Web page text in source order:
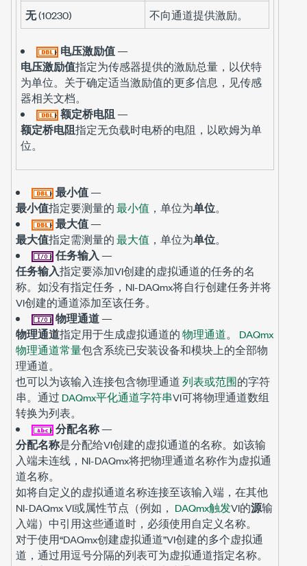
无(10230) 不向通道提供激励。
电压激励值—
电压激励值指定为传感器提供的激励总量，以伏特
为单位。关于确定适当激励值的更多信息，见传感
器相关文档。
额定桥电阻 —
额定桥电阻指定无负载时电桥的电阻，以欧姆为单
位。
最小值—
最小值指定要测量的最小值 ，单位为单位。
最大值—
最大值指定需测量的最大值 ，单位为单位。
任务输入 —
任务输入指定要添加VI创建的虚拟通道的任务的名
称。如没有指定任务，NI-DAQmx将自行创建任务并将
VI创建的通道添加至该任务。
物理通道—
物理通道指定用于生成虚拟通道的物理通道。
DAQmx
物理通道常量包含系统已安装设备和模块上的全部物
理通道。
也可以为该输入连接包含物理通道列表或范围的字符
串。通过 DAQmx平化通道字符串VI可将物理通道数组
转换为列表。
分配名称—
分配名称是分配给VI创建的虚拟通道的名称。如该输
入端未连线，NI-DAQmx将把物理通道名称作为虚拟通
道名称。
如将自定义的虚拟通道名称连接至该输入端，在其他
NI-DAQmx VI或属性节点（例如， DAQmx触发VI的源输
入端）中引用这些通道时，必须使用自定义名称。
对于使用“DAQmx创建虚拟通道”VI创建的多个虚拟通
道，通过用逗号分隔的列表可为虚拟通道指定名称。